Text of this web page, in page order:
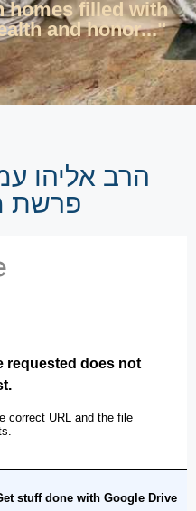
homes filled with
and honor..."
הרב אליהו
פרשת